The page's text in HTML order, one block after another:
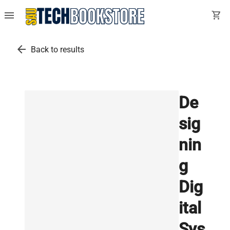
menu shopping_cart
arrow_back Back to results
De
sig
nin
g
Dig
ital